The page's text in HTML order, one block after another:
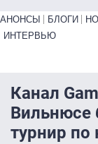
Primary links bottom
АНОНСЫ БЛОГИ
ИНТЕРВЬЮ
Канал
Вильнюсе
турнир по